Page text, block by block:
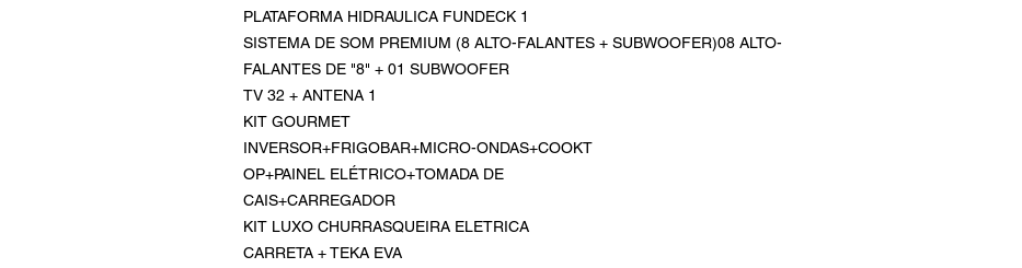
PLATAFORMA HIDRAULICA FUNDECK 1
SISTEMA DE SOM PREMIUM (8 ALTO-FALANTES + SUBWOOFER)08 ALTO-
FALANTES DE "8" + 01 SUBWOOFER
TV 32 + ANTENA 1
KIT GOURMET
INVERSOR+FRIGOBAR+MICRO-ONDAS+COOKT
OP+PAINEL ELÉTRICO+TOMADA DE
CAIS+CARREGADOR
KIT LUXO CHURRASQUEIRA ELETRICA
CARRETA + TEKA EVA